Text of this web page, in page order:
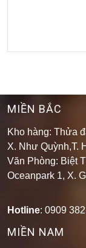
MIỀN BẮC
Kho hàng: Thửa
X. Như Quỳnh,T.
Văn Phòng: Biệt
Oceanpark 1, X.
Hotline: 0909
MIỀN NAM